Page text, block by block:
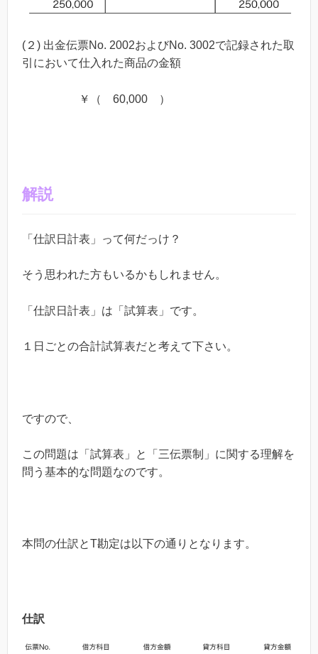
(２) 出金伝票No. 2002およびNo. 3002で記録された取
引において仕入れた商品の金額
￥（ 60,000 ）
解説
「仕訳日計表」って何だっけ？
そう思われた方もいるかもしれません。
「仕訳日計表」は「試算表」です。
１日ごとの合計試算表だと考えて下さい。
ですので、
この問題は「試算表」と「三伝票制」に関する理解を
問う基本的な問題なのです。
本問の仕訳とT勘定は以下の通りとなります。
仕訳